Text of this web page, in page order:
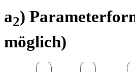
a2)
möglich)